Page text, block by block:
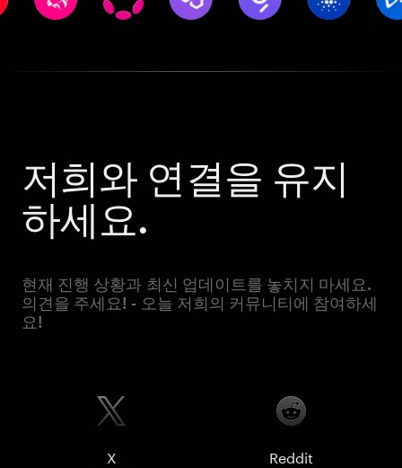
저희와 연결을 유지
하세요.
현재 진행 상황과 최신 업데이트를 놓치지 마세요.
의견을 주세요! - 오늘 저희의 커뮤니티에 참여하세
요!
X Reddit